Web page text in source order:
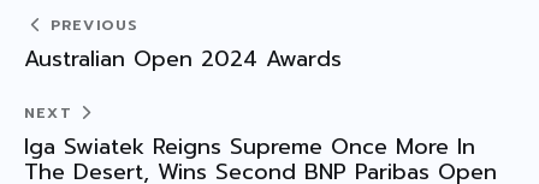
PREVIOUS
Australian Open 2024 Awards
NEXT
Iga Swiatek Reigns Supreme Once More In
The Desert, Wins Second BNP Paribas Open